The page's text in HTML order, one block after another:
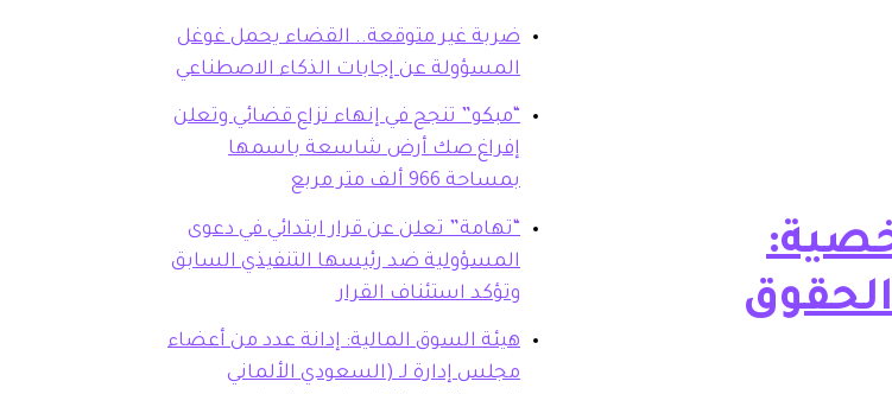
ضربة غير متوقعة.. القضاء يحمل غوغل
المسؤولة عن إجابات الذكاء الاصطناعي
“مبكو” تنجح في إنهاء نزاع قضائي وتعلن
إفراغ صك أرض شاسعة باسمها
بمساحة 966 ألف متر مربع
“تهامة” تعلن عن قرار ابتدائي في دعوى
المسؤولية ضد رئيسها التنفيذي السابق
وتؤكد استئناف القرار
هيئة السوق المالية: إدانة عدد من أعضاء
مجلس إدارة لـ (السعودي الألماني